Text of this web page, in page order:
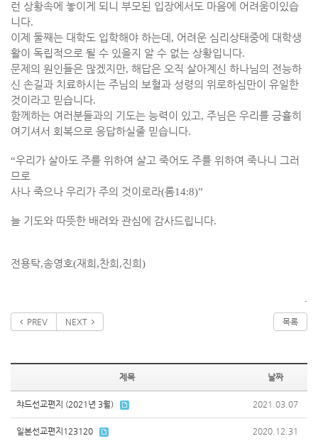
런 상황속에 놓이게 되니 부모된 입장에서도 마음에 어려움이있습
니다.
이제 둘째는 대학도 입학해야 하는데 , 어려운 심리상태중에 대학생
활이 독립적으로 될 수 있을지 알 수 없는 상황입니다.
문제의 원인들은 많겠지만, 해답은 오직 살아계신 하나님의 전능하
신 손길과 치료하시는 주님의 보혈과 성령의 위로하심만이 유일한
것이라고 믿습니다.
함께하는 여러분들과의 기도는 능력이 있고, 주님은 우리를 긍휼히
여기셔서 회복으로 응답하실줄 믿습니다.
“우리가 살아도 주를 위하여 살고 죽어도 주를 위하여 죽나니 그러
므로
사나 죽으나 우리가 주의 것이로라(롬14:8)”
늘 기도와 따뜻한 배려와 관심에 감사드립니다.
전용탁,송영호(재희 ,찬희 ,진희 )
.
PREV NEXT 목록
제목 날짜
챠드선교편지 (2021년 3월) 2021.03.07
일본선교편지123120 2020.12.31